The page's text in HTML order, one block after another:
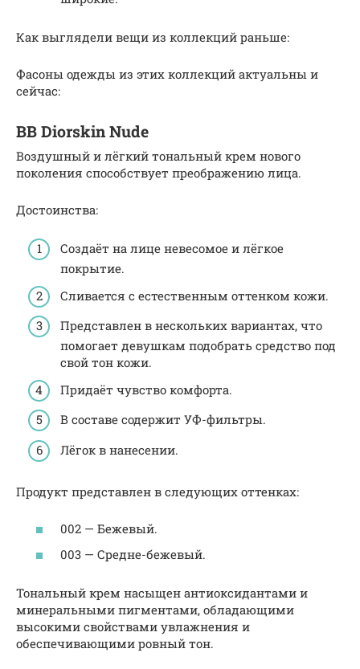
Как выглядели вещи из коллекций раньше:
Фасоны одежды из этих коллекций актуальны и
сейчас:
ВВ Diorskin Nude
Воздушный и лёгкий тональный крем нового
поколения способствует преображению лица.
Достоинства:
Создаёт на лице невесомое и лёгкое
покрытие.
Сливается с естественным оттенком кожи.
Представлен в нескольких вариантах, что
помогает девушкам подобрать средство под
свой тон кожи.
Придаёт чувство комфорта.
В составе содержит УФ-фильтры.
Лёгок в нанесении.
Продукт представлен в следующих оттенках:
002 — Бежевый.
003 — Средне-бежевый.
Тональный крем насыщен антиоксидантами и
минеральными пигментами, обладающими
высокими свойствами увлажнения и
обеспечивающими ровный тон.